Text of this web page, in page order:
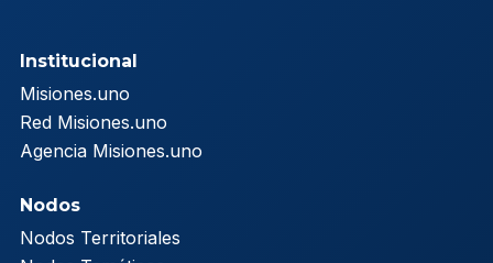
Institucional
Misiones.uno
Red Misiones.uno
Agencia Misiones.uno
Nodos
Nodos Territoriales